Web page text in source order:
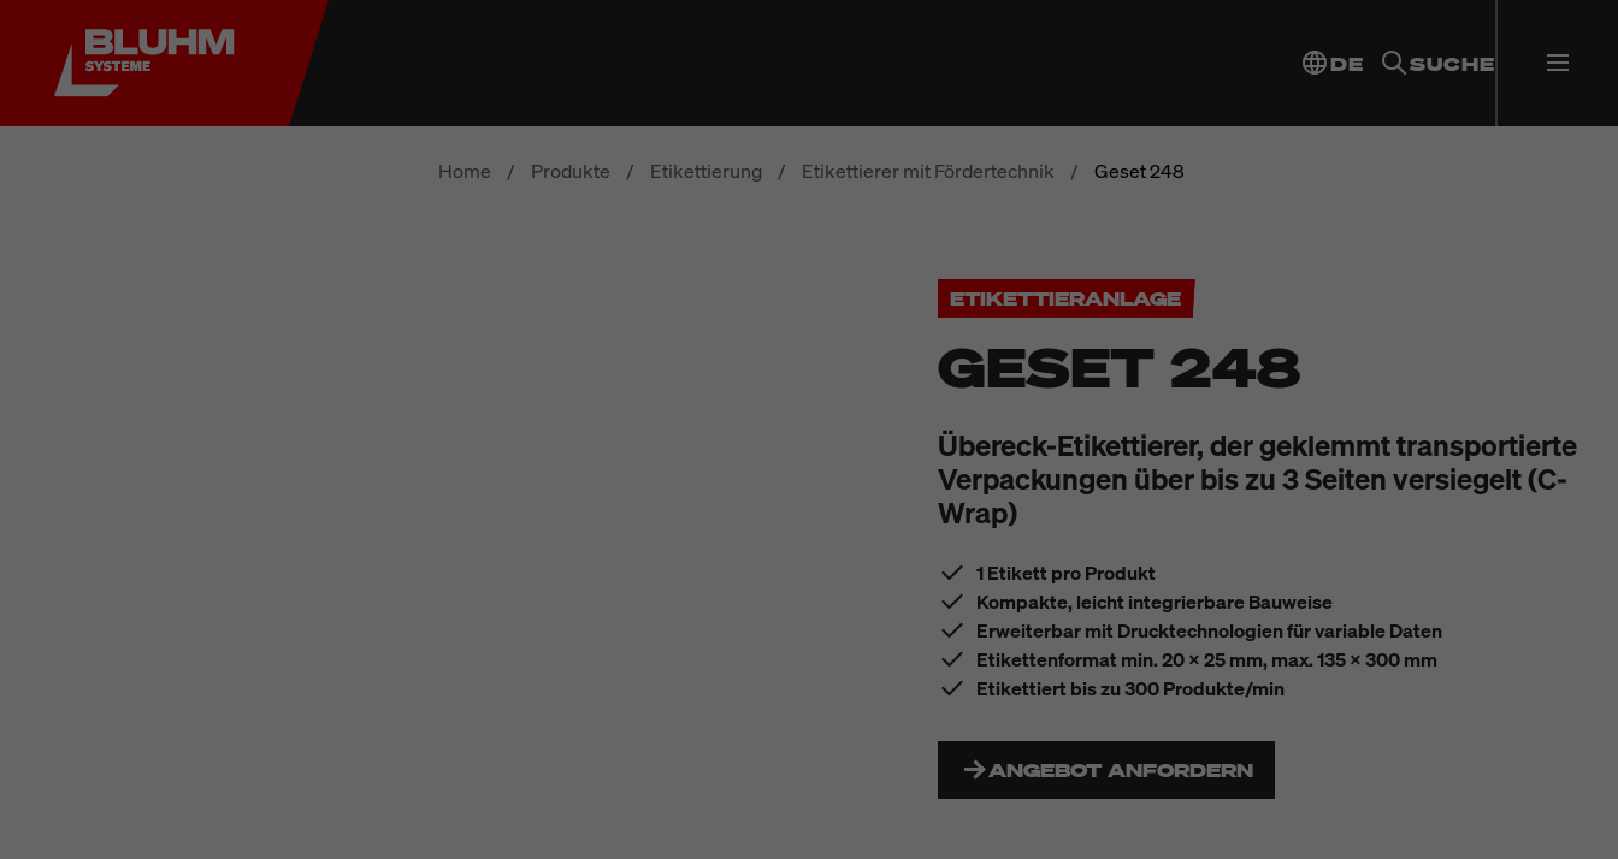
DE SUCHE
Home / Produkte / Etikettierung / Etikettierer mit Fördertechnik / Geset 248
ETIKETTIERANLAGE
GESET 248
Übereck-Etikettierer, der geklemmt transportierte
Verpackungen über bis zu 3 Seiten versiegelt (C-
Wrap)
1 Etikett pro Produkt
Kompakte, leicht integrierbare Bauweise
Erweiterbar mit Drucktechnologien für variable Daten
Etikettenformat min. 20 x 25 mm, max. 135 x 300 mm
Etikettiert bis zu 300 Produkte/min
ANGEBOT ANFORDERN